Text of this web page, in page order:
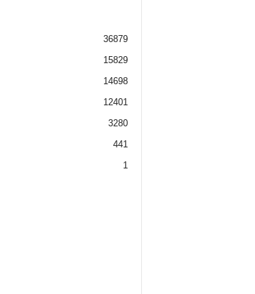
36879
15829
14698
12401
3280
441
1